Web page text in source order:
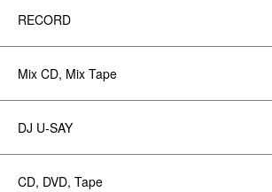
RECORD
Mix CD, Mix Tape
DJ U-SAY
CD, DVD, Tape